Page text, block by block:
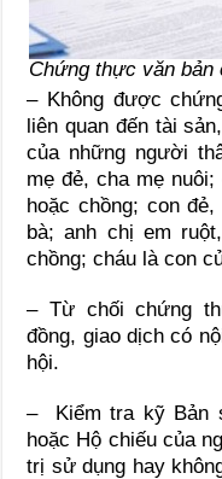
Chứng thực văn bản
– Không được
liên quan đến tài
của những người
mẹ đẻ, cha mẹ
hoặc chồng; con
bà; anh chị em
chồng; cháu là con
– Từ chối chứng
đồng, giao dịch có
hội.
– Kiểm tra kỹ Bản
hoặc Hộ chiếu của
trị sử dụng hay